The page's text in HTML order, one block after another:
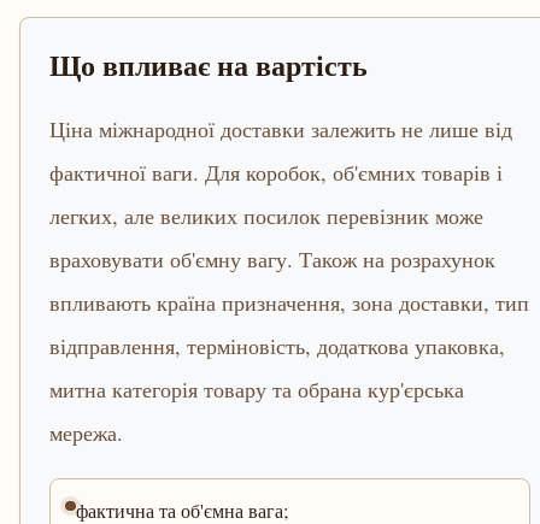
Що впливає на вартість
Ціна міжнародної доставки залежить не лише від
фактичної ваги. Для коробок, об'ємних товарів і
легких, але великих посилок перевізник може
враховувати об'ємну вагу. Також на розрахунок
впливають країна призначення, зона доставки, тип
відправлення, терміновість, додаткова упаковка,
митна категорія товару та обрана кур'єрська
мережа.
фактична та об'ємна вага;